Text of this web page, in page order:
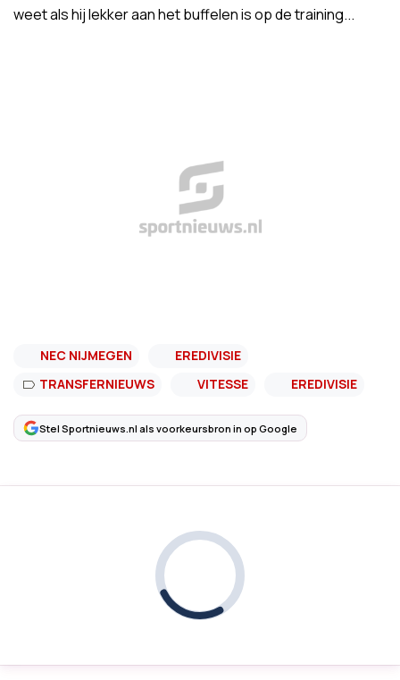
weet als hij lekker aan het buffelen is op de training...
NEC NIJMEGEN
EREDIVISIE
TRANSFERNIEUWS
VITESSE EREDIVISIE
Stel Sportnieuws.nl als voorkeursbron in op Google